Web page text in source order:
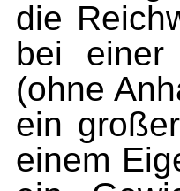
die
bei einer
(ohne
ein
einem